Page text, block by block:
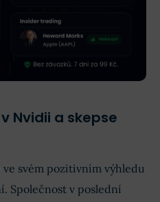
Nvidii a skepse
svém pozitivním výhledu
Společnost v poslední